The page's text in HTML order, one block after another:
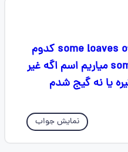
some loaves of bread some loaf of bread کدوم
درسته؟بعد یه سوال،وقتی some میاریم اسم اگه غیر
نمایش جواب